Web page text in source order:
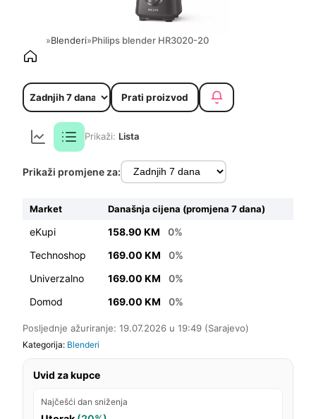
»Blenderi»Philips blender HR3020-20
Prati proizvod
Prikaži: Lista
Prikaži promjene za:
Market Današnja cijena (promjena 7 dana)
eKupi 158.90 KM
0%
Technoshop
169.00 KM
0%
Univerzalno
169.00 KM
0%
Domod
169.00 KM 0%
Posljednje ažuriranje: 19.07.2026 u 19:49 (Sarajevo)
Kategorija: Blenderi
Uvid za kupce
Najčešći dan sniženja